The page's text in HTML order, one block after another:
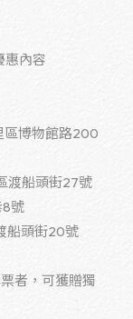
惠內容
區博物館路200
渡船頭街27號
8號
船頭街20號
者，可獲贈獨